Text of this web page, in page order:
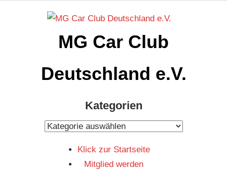
MG Car Club
Deutschland e.V.
Kategorien
Kategorien
Klick zur Startseite
Mitglied werden